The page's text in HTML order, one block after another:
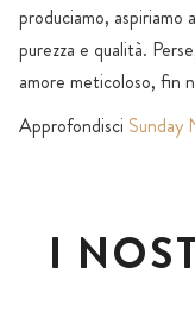
produciamo,
purezza e qualità.
amore meticoloso, fin
Approfondisci Sunday
I